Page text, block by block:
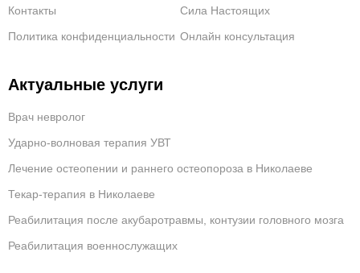
Контакты
Сила Настоящих
Политика конфиденциальности Онлайн консультация
Актуальные услуги
Врач невролог
Ударно-волновая терапия УВТ
Лечение остеопении и раннего остеопороза в Николаеве
Текар-терапия в Николаеве
Реабилитация после акубаротравмы, контузии головного мозга
Реабилитация военнослужащих